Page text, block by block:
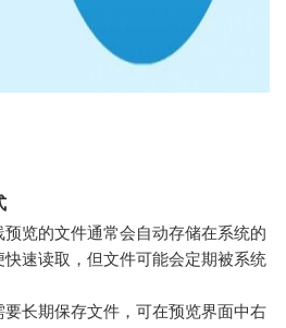
预览的文件通常会自动存储在系统的
速读取，但文件可能会定期被系统
要长期保存文件，可在预览界面中右